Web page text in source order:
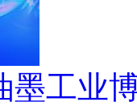
墨工业